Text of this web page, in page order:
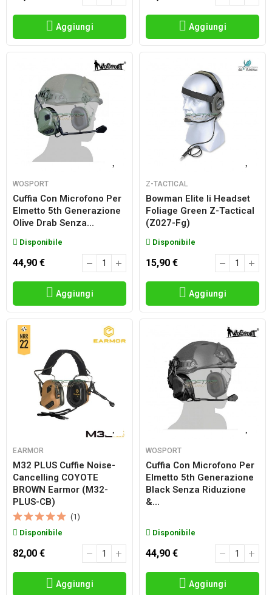
Aggiungi Aggiungi
WOSPORT
Cuffia Con Microfono Per
Elmetto 5th Generazione
Olive Drab Senza...
Disponibile
44,90 €
Aggiungi
Z-TACTICAL
Bowman Elite Ii Headset
Foliage Green Z-Tactical
(z027-Fg)
Disponibile
15,90 €
Aggiungi
EARMOR
M32 PLUS Cuffie Noise-
Cancelling COYOTE
BROWN Earmor (M32-
PLUS-CB)
(1)
Disponibile
82,00 €
Aggiungi
WOSPORT
Cuffia Con Microfono Per
Elmetto 5th Generazione
Black Senza Riduzione
&...
Disponibile
44,90 €
Aggiungi